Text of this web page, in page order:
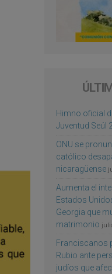
Himno oficial
Juventud Seúl
ONU se
católico
nicaragüense
Aumenta el
Estados
Georgia que
matrimonio
Franciscanos
Rubio ante
judíos que